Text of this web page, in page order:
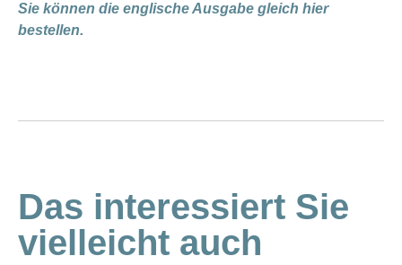
Sie können die englische Ausgabe gleich hier
bestellen.
Das interessiert Sie
vielleicht auch